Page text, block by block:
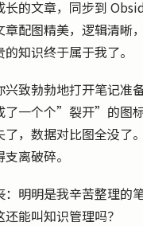
长的文章，同步到
章配图精美，逻辑清晰
知识终于属于我了。
兴致勃勃地打开笔记准
了一个个”裂开”的图
了，数据对比图全没了
离破碎。
：明明是我辛苦整理的
能叫知识管理吗？